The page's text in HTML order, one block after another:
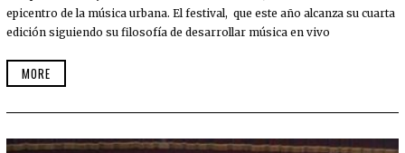
epicentro de la música urbana. El festival, que este año alcanza su cuarta
edición siguiendo su filosofía de desarrollar música en vivo
MORE